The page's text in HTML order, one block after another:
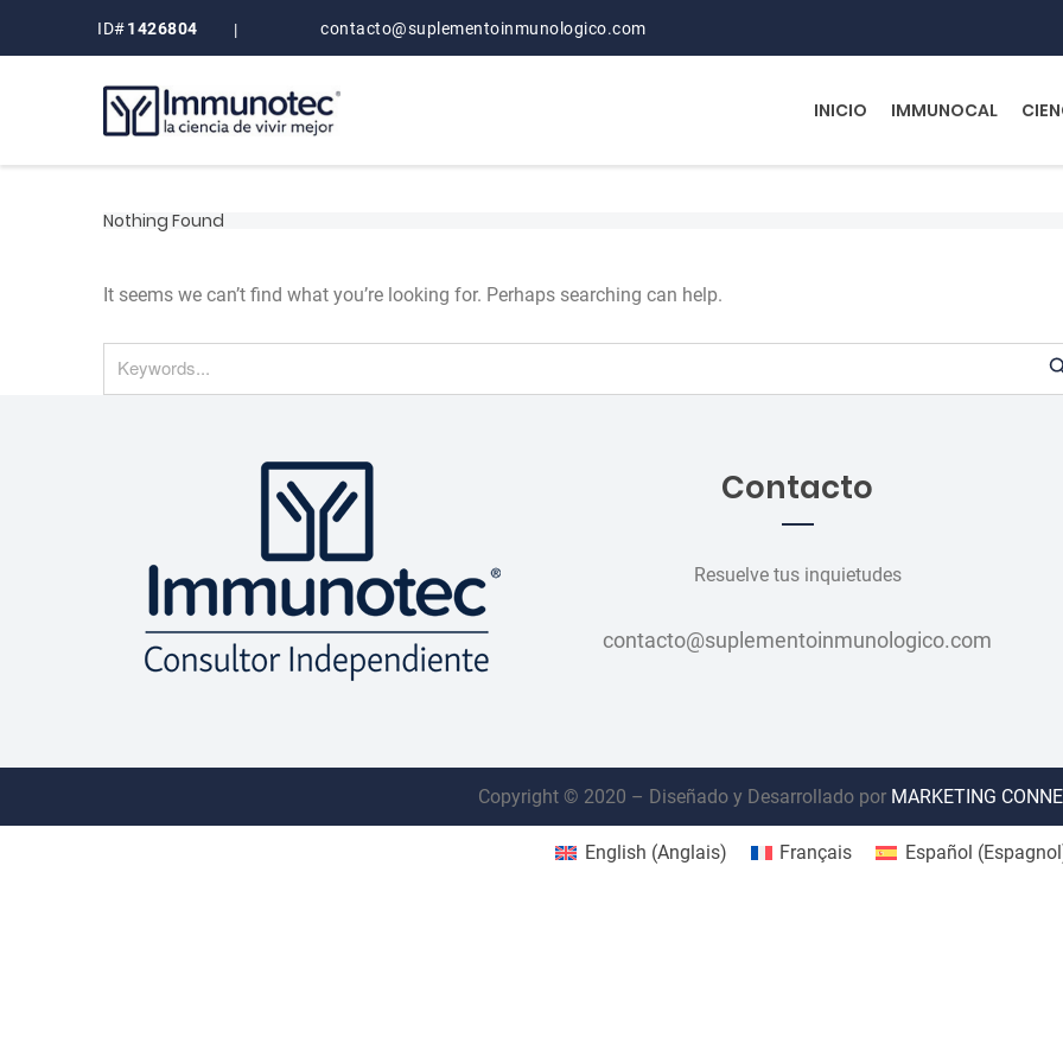
ID#1426804 | contacto@suplementoinmunologico.com
INICIO IMMUNOCAL
Nothing Found
It seems we can’t find what you’re looking for. Perhaps searching can help.
Contacto
Resuelve tus inquietudes
contacto@suplementoinmunologico.com
Copyright © 2020 – Diseñado y Desarrollado por MARKETING
English (Anglais) Français Español (Espagnol